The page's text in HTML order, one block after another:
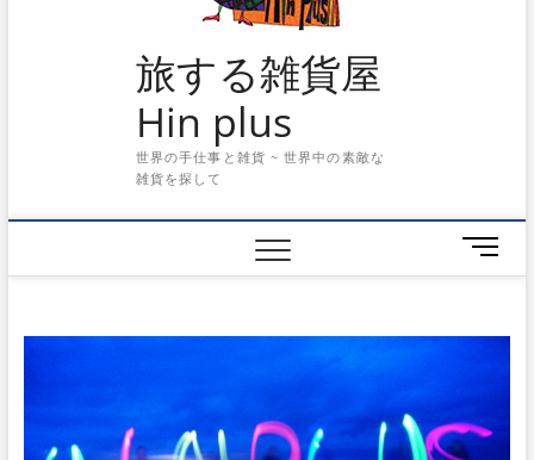
旅する雑貨屋
Hin plus
世界の手仕事と雑貨 ~ 世界中の素敵な
雑貨を探して
メ
ニ
ン